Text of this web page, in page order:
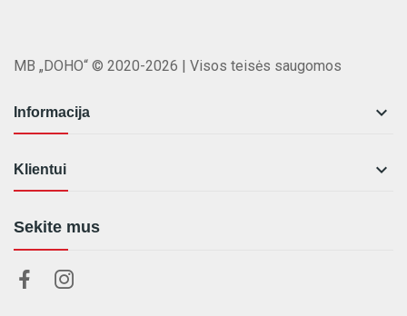
MB „DOHO“ © 2020-2026 | Visos teisės saugomos
Informacija 
Klientui 
Sekite mus